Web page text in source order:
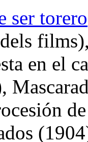
ser torero
en el